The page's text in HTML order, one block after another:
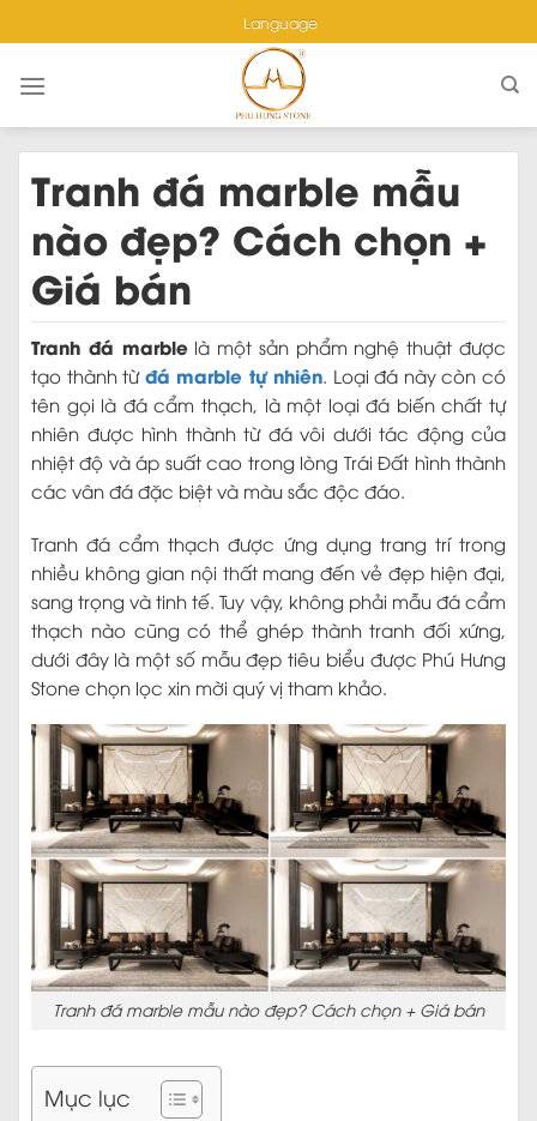
to
content
Tranh đá marble mẫu
nào đẹp? Cách chọn +
Giá bán
Tranh đá marblelà một sản phẩm nghệ thuật được
tạo thành từ đá marble tự nhiên. Loại đá này còn có
tên gọi là đá cẩm thạch, là một loại đá biến chất tự
nhiên được hình thành từ đá vôi dưới tác động của
nhiệt độ và áp suất cao trong lòng Trái Đất hình thành
các vân đá đặc biệt và màu sắc độc đáo.
Tranh đá cẩm thạch được ứng dụng trang trí trong
nhiều không gian nội thất mang đến vẻ đẹp hiện đại,
sang trọng và tinh tế. Tuy vậy, không phải mẫu đá cẩm
thạch nào cũng có thể ghép thành tranh đối xứng,
dưới đây là một số mẫu đẹp tiêu biểu được Phú Hưng
Stone chọn lọc xin mời quý vị tham khảo.
Tranh đá marble mẫu nào đẹp? Cách chọn + Giá bán
Mục lục
Language